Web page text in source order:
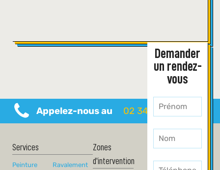
Appelez-nous au 02 34 69 57 94
Services
Peinture
Ravalement
Zones
d'intervention
Demander
un rendez-
vous
Leave
this
field
blank